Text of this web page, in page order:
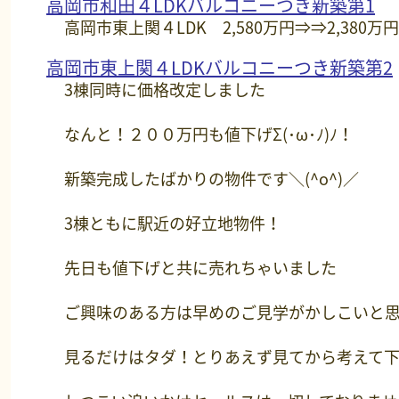
高岡市東上関４LDK 2,580万円⇒⇒2,380万円
高岡市東上関４LDKバルコニーつき新築第2
3棟同時に価格改定しました
なんと！２００万円も値下げΣ(･ω･ﾉ)ﾉ！
新築完成したばかりの物件です＼(^o^)／
3棟ともに駅近の好立地物件！
先日も値下げと共に売れちゃいました
ご興味のある方は早めのご見学がかしこいと
見るだけはタダ！とりあえず見てから考えて